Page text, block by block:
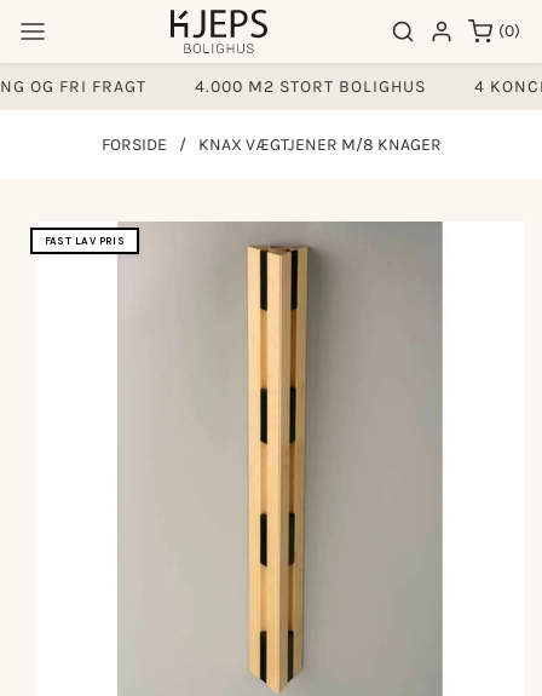
indhold
Søgeresultater
Log ind (0)
0
varer
OG FRI FRAGT 4.000 M2 STORT BOLIGHUS 4
FORSIDE / KNAX VÆGTJENER M/8 KNAGER
FAST LAV PRIS
til